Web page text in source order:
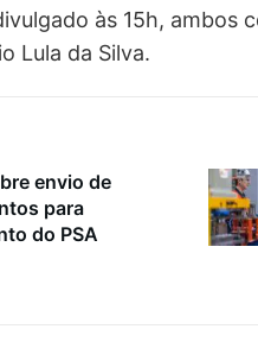
às 15h, ambos
Lula da Silva.
envio de
para
do PSA